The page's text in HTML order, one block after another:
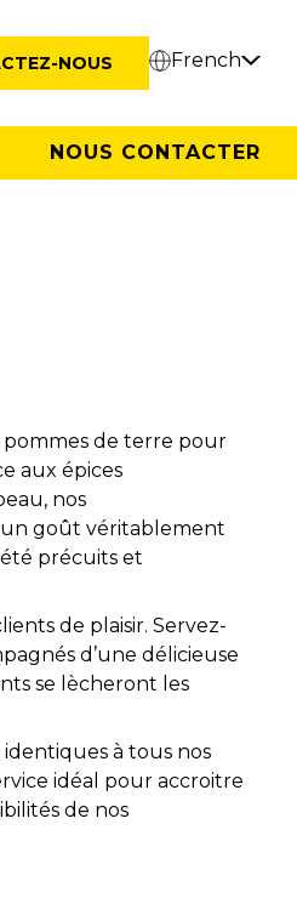
NOUS French
NOUS CONTACTER
pommes de terre pour
aux épices
nos
un goût véritablement
précuits et
de plaisir. Servez-
d’une délicieuse
se lècheront les
à tous nos
idéal pour accroitre
de nos